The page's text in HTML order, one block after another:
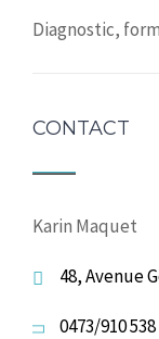
Diagnostic,
CONTACT
Karin Maquet
48, Avenue
0473/910 538